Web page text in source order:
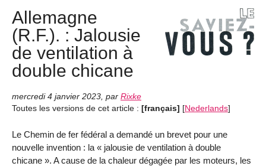
Allemagne
(R.F.). : Jalousie
de ventilation à
double chicane
mercredi 4 janvier 2023, par Rixke
Toutes les versions de cet article : [français] [Nederlands]
Le Chemin de fer fédéral a demandé un brevet pour une
nouvelle invention : la « jalousie de ventilation à double
chicane ». A cause de la chaleur dégagée par les moteurs, les